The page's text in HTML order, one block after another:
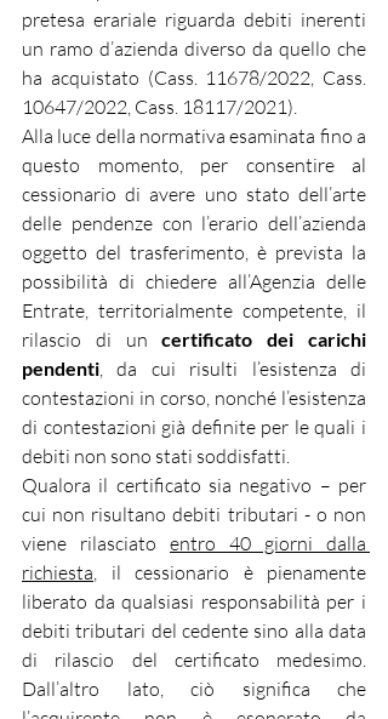
pretesa erariale riguarda debiti inerenti
un ramo d’azienda diverso da quello che
ha acquistato (Cass. 11678/2022, Cass.
10647/2022, Cass. 18117/2021).
Alla luce della normativa esaminata fino a
questo momento, per consentire al
cessionario di avere uno stato dell’arte
delle pendenze con l’erario dell’azienda
oggetto del trasferimento, è prevista la
possibilità di chiedere all’Agenzia delle
Entrate, territorialmente competente, il
rilascio di un certificato dei carichi
pendenti, da cui risulti l’esistenza di
contestazioni in corso, nonché l’esistenza
di contestazioni già definite per le quali i
debiti non sono stati soddisfatti.
Qualora il certificato sia negativo – per
cui non risultano debiti tributari - o non
viene rilasciato entro 40 giorni dalla
richiesta, il cessionario è pienamente
liberato da qualsiasi responsabilità per i
debiti tributari del cedente sino alla data
di rilascio del certificato medesimo.
Dall’altro lato, ciò significa che